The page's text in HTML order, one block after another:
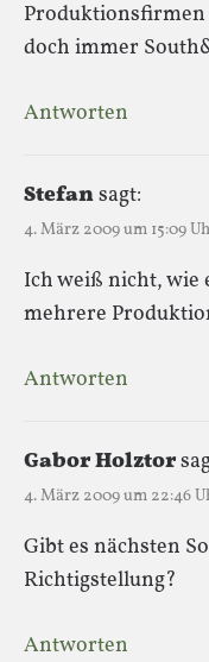
Produktionsfirmen
doch immer
Antworten
Stefansagt:
4. März 2009 um 15:09
Ich weiß nicht, wie
mehrere
Antworten
Gabor Holztor
4. März 2009 um 22:46
Gibt es nächsten
Richtigstellung?
Antworten